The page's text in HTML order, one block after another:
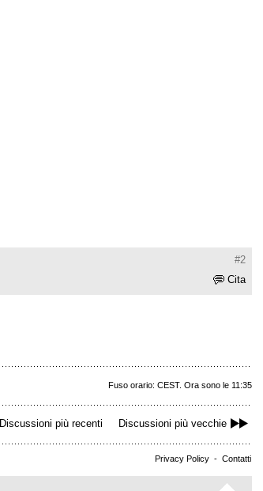
#2
Cita
Fuso orario: CEST. Ora sono le 11:35
Discussioni più recenti Discussioni più vecchie
Privacy Policy - Contatti